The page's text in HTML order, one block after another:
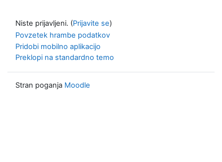
Niste prijavljeni. (Prijavite se)
Povzetek hrambe podatkov
Pridobi mobilno aplikacijo
Preklopi na standardno temo
Stran poganja Moodle